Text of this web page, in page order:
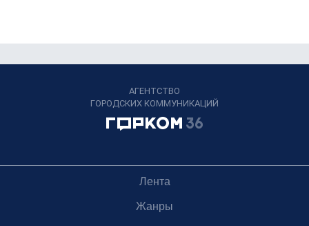
АГЕНТСТВО
ГОРОДСКИХ КОММУНИКАЦИЙ
Лента
Жанры